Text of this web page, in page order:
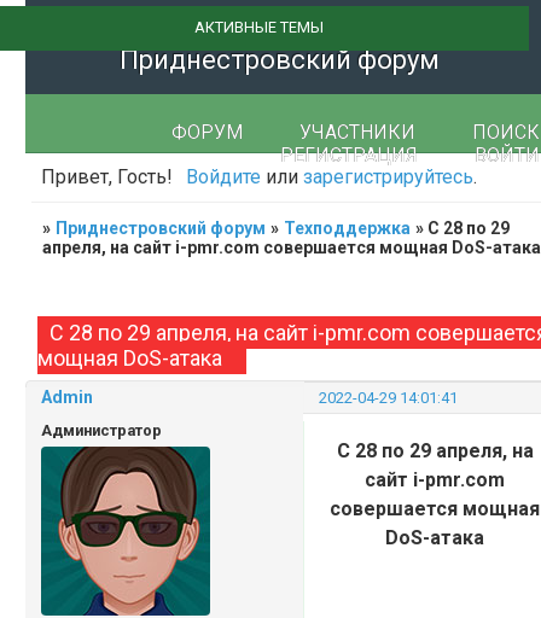
Приднестровский форум
ФОРУМ УЧАСТНИКИ
ПОИСК
РЕГИСТРАЦИЯ
ВОЙТИ
АКТИВНЫЕ ТЕМЫ
Привет, Гость! Войдите или зарегистрируйтесь.
» Приднестровский форум » Техподдержка » С 28 по 29
апреля, на сайт i-pmr.com совершается мощная DoS-атака
С 28 по 29 апреля, на сайт i-pmr.com
мощная DoS-атака
2022-04-29 14:01:41
Admin
Администратор
С 28 по 29 апреля, на
сайт i-pmr.com
совершается мощная
DoS-атака